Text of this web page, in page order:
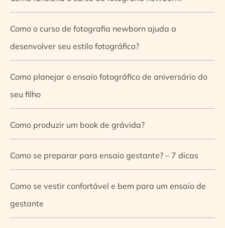
Como o curso de fotografia newborn ajuda a
desenvolver seu estilo fotográfico?
Como planejar o ensaio fotográfico de aniversário do
seu filho
Como produzir um book de grávida?
Como se preparar para ensaio gestante? – 7 dicas
Como se vestir confortável e bem para um ensaio de
gestante